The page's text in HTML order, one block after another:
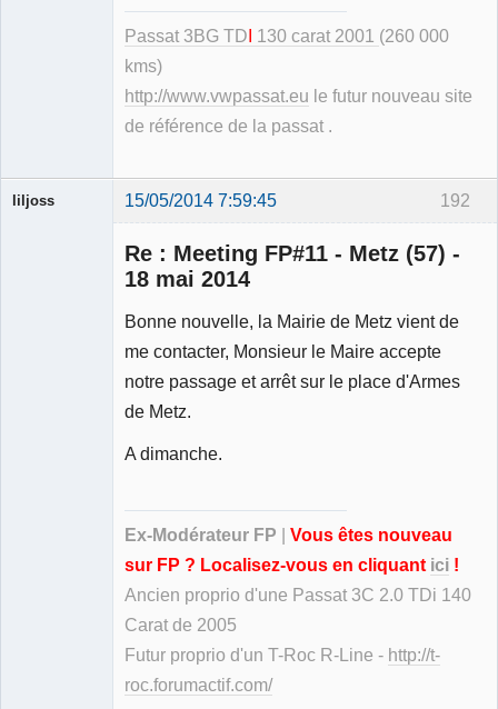
Passat 3BG TD 130 carat 2001 (260 000
kms)
http://www.vwpassat.eu le futur nouveau site
de référence de la passat .
192
liljoss 15/05/2014 7:59:45
Re : Meeting FP#11 - Metz (57) -
18 mai 2014
Bonne nouvelle, la Mairie de Metz vient de
me contacter, Monsieur le Maire accepte
notre passage et arrêt sur le place d'Armes
de Metz.
A dimanche.
Ex-Modérateur FP
Vous êtes nouveau
sur FP ? Localisez-vous en cliquant ici !
Ancien proprio d'une Passat 3C 2.0 TDi 140
Carat de 2005
Futur proprio d'un T-Roc R-Line - http://t-
roc.forumactif.com/